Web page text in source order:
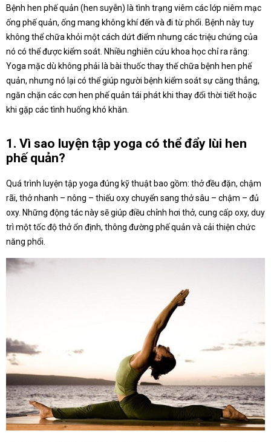
Bệnh hen phế quản (hen suyễn) là tình trạng viêm các lớp niêm mạc
ống phế quản, ống mang không khí đến và đi từ phổi. Bệnh này tuy
không thể chữa khỏi một cách dứt điểm nhưng các triệu chứng của
nó có thể được kiểm soát. Nhiều nghiên cứu khoa học chỉ ra rằng:
Yoga mặc dù không phải là bài thuốc thay thế chữa bệnh hen phế
quản, nhưng nó lại có thể giúp người bệnh kiểm soát sự căng thẳng,
ngăn chặn các cơn hen phế quản tái phát khi thay đổi thời tiết hoặc
khi gặp các tình huống khó khăn.
1. Vì sao luyện tập yoga có thể đẩy lùi hen
phế quản?
Quá trình luyện tập yoga đúng kỹ thuật bao gồm: thở đều đặn, chậm
rãi, thở nhanh – nông – thiếu oxy chuyển sang thở sâu – chậm – đủ
oxy. Những động tác này sẽ giúp điều chỉnh hơi thở, cung cấp oxy, duy
trì một tốc độ thở ổn định, thông đường phế quản và cải thiện chức
năng phổi.